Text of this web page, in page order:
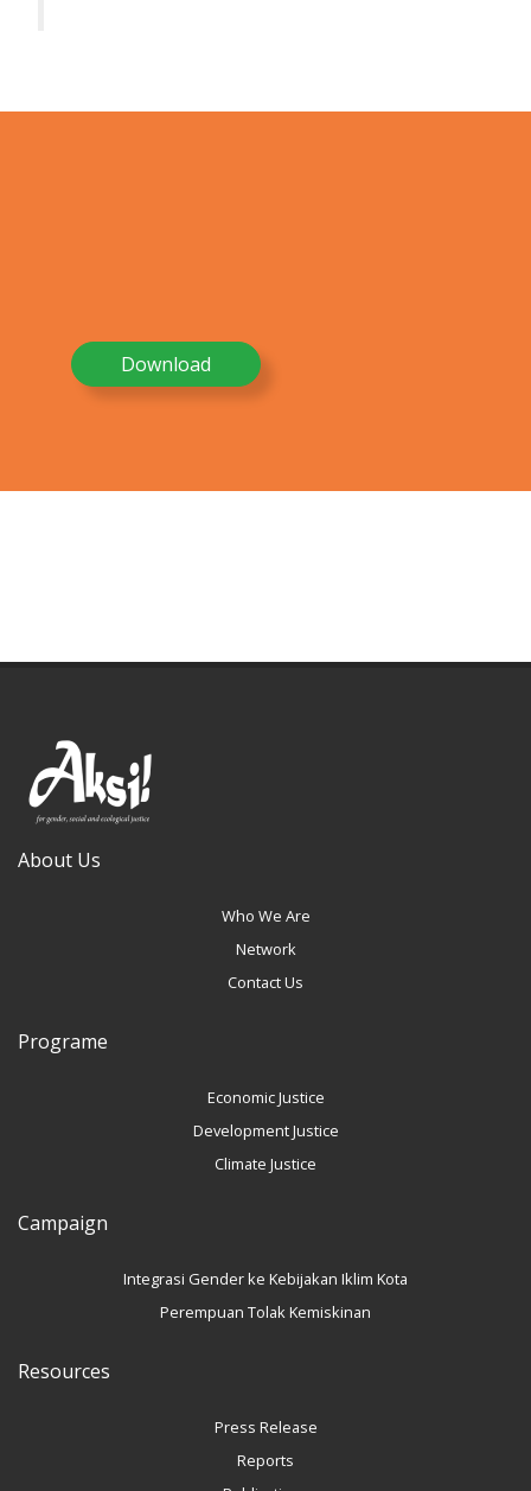
Download
About Us
Who We Are
Network
Contact Us
Programe
Economic Justice
Development Justice
Climate Justice
Campaign
Integrasi Gender ke Kebijakan Iklim Kota
Perempuan Tolak Kemiskinan
Resources
Press Release
Reports